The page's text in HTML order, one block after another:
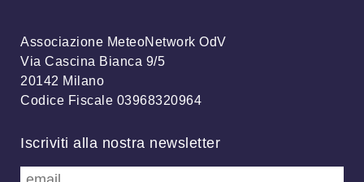
Associazione MeteoNetwork OdV
Via Cascina Bianca 9/5
20142 Milano
Codice Fiscale 03968320964
Iscriviti alla nostra newsletter